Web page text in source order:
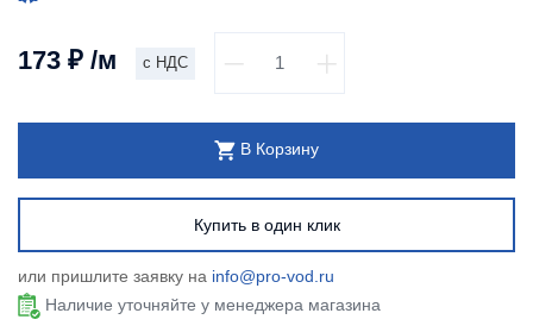
173 ₽ /м с НДС
В Корзину
Купить в один клик
или пришлите заявку на info@pro-vod.ru
Наличие уточняйте у менеджера магазина